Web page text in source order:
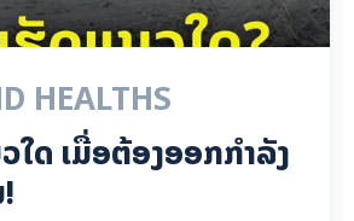
HEALTHS
ໃດ ເມື່ອຕ້ອງອອກກຳລັງ